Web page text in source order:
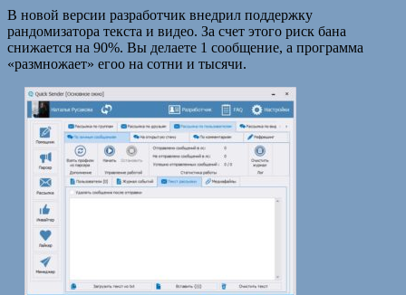
В новой версии разработчик внедрил поддержку
рандомизатора текста и видео. За счет этого риск бана
снижается на 90%. Вы делаете 1 сообщение, а программа
«размножает» егоо на сотни и тысячи.